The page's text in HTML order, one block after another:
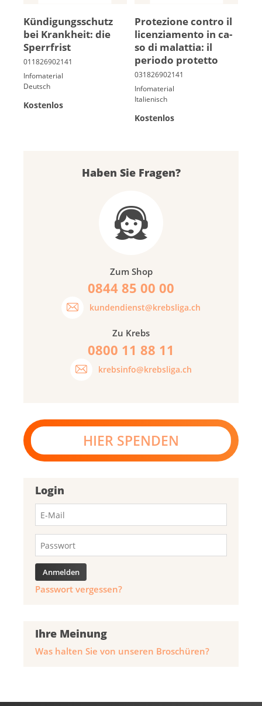
Kün­di­gungs­schutz
bei Krank­heit: die
Sperr­frist
Infomaterial
Deutsch
Kostenlos
Protezione contro il
licenziamento in ca­
so di malattia: il
periodo protetto
Infomaterial
Italienisch
Kostenlos
Haben Sie Fragen?
Zum Shop
0844 85 00 00
kundendienst@krebsliga.ch
Zu Krebs
0800 11 88 11
krebsinfo@krebsliga.ch
HIER SPENDEN
Login
Passwort vergessen?
Ihre Meinung
Was halten Sie von unseren Broschüren?